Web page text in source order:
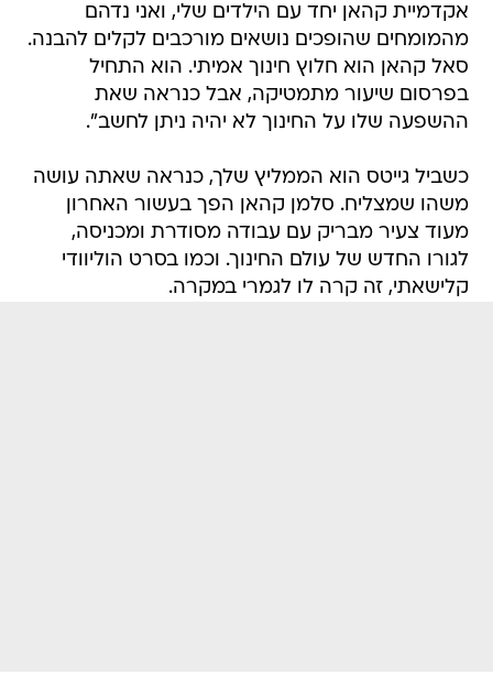
אקדמיית קהאן יחד עם הילדים שלי, ואני נדהם
מהמומחים שהופכים נושאים מורכבים לקלים להבנה.
סאל קהאן הוא חלוץ חינוך אמיתי. הוא התחיל
בפרסום שיעור מתמטיקה, אבל כנראה שאת
ההשפעה שלו על החינוך לא יהיה ניתן לחשב".
כשביל גייטס הוא הממליץ שלך, כנראה שאתה עושה
משהו שמצליח. סלמן קהאן הפך בעשור האחרון
מעוד צעיר מבריק עם עבודה מסודרת ומכניסה,
לגורו החדש של עולם החינוך. וכמו בסרט הוליוודי
קלישאתי, זה קרה לו לגמרי במקרה.